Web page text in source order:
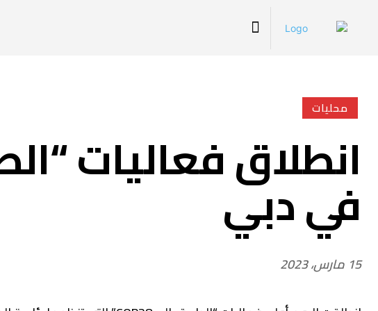
محليات
في دبي
15 مارس، 2023